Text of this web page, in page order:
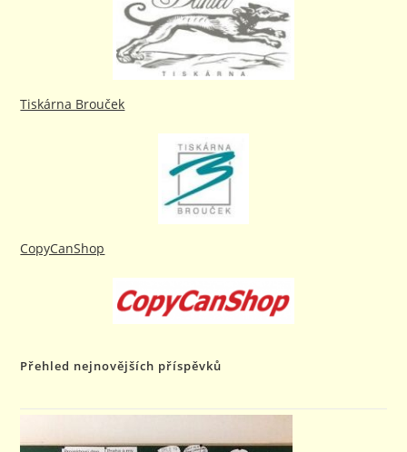
Tiskárna Brouček
CopyCanShop
Přehled nejnovějších příspěvků